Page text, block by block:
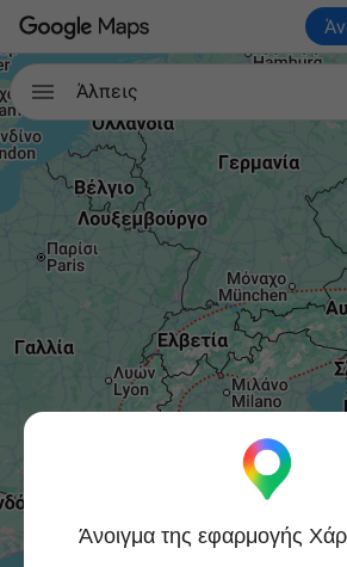
 Άλπεις
Άνοιγμα της εφαρμογής